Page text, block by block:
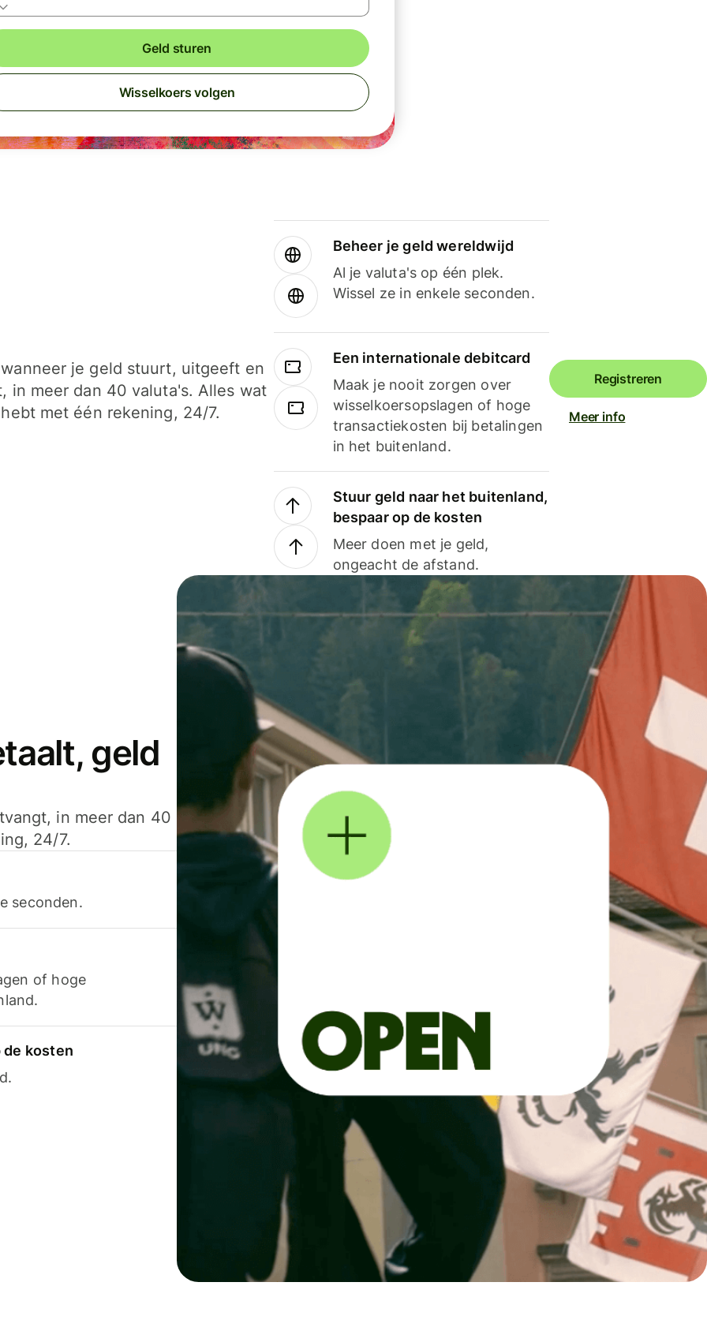
Geld sturen
Wisselkoers volgen
je geld stuurt, uitgeeft en
in meer dan 40 valuta's. Alles wat
met één rekening, 24/7.
Beheer je geld wereldwijd
Al je valuta's op één plek.
Wissel ze in enkele seconden.
Een internationale debitcard
Maak je nooit zorgen over
wisselkoersopslagen of hoge
transactiekosten bij betalingen
in het buitenland.
Stuur geld naar het buitenland,
bespaar op de kosten
Meer doen met je geld,
ongeacht de afstand.
Registreren
Meer info
geld
in meer dan 40
24/7.
seconden.
of hoge
de kosten